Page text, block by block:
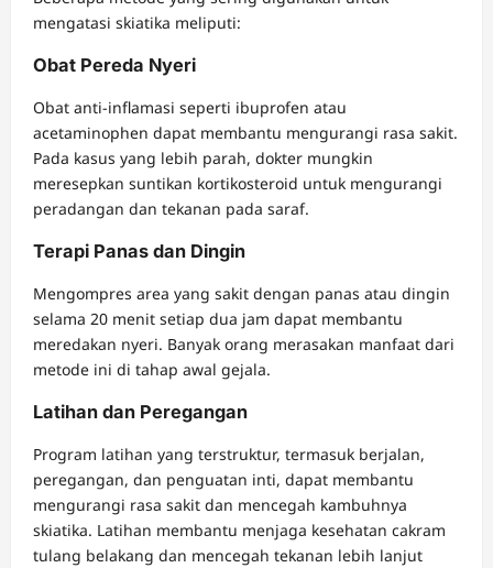
mengatasi skiatika meliputi:
Obat Pereda Nyeri
Obat anti-inflamasi seperti ibuprofen atau
acetaminophen dapat membantu mengurangi rasa sakit.
Pada kasus yang lebih parah, dokter mungkin
meresepkan suntikan kortikosteroid untuk mengurangi
peradangan dan tekanan pada saraf.
Terapi Panas dan Dingin
Mengompres area yang sakit dengan panas atau dingin
selama 20 menit setiap dua jam dapat membantu
meredakan nyeri. Banyak orang merasakan manfaat dari
metode ini di tahap awal gejala.
Latihan dan Peregangan
Program latihan yang terstruktur, termasuk berjalan,
peregangan, dan penguatan inti, dapat membantu
mengurangi rasa sakit dan mencegah kambuhnya
skiatika. Latihan membantu menjaga kesehatan cakram
tulang belakang dan mencegah tekanan lebih lanjut